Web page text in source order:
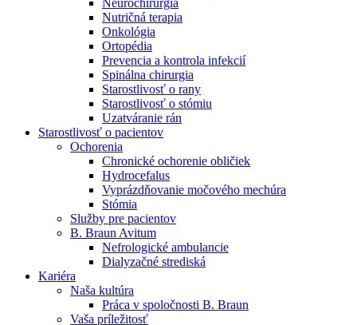
V nefrologických ambulanciách prevádzkujeme poradenstvo
a prípravu pacientov k jednotlivým metódam náhrady funkcie
obličiek. Zvoľte si mesto, ktoré potrebujete a navštívte nás.
Neurochirurgia
Nutričná terapia
Onkológia
Ortopédia
Prevencia a kontrola infekcií
Spinálna chirurgia
Starostlivosť o rany
Starostlivosť o stómiu
Uzatváranie rán
Starostlivosť o pacientov
Ochorenia
Chronické ochorenie obličiek
Hydrocefalus
Vyprázdňovanie močového mechúra
Stómia
Služby pre pacientov
B. Braun Avitum
Nefrologické ambulancie
Dialyzačné strediská
Kariéra
Naša kultúra
Práca v spoločnosti B. Braun
Vaša príležitosť